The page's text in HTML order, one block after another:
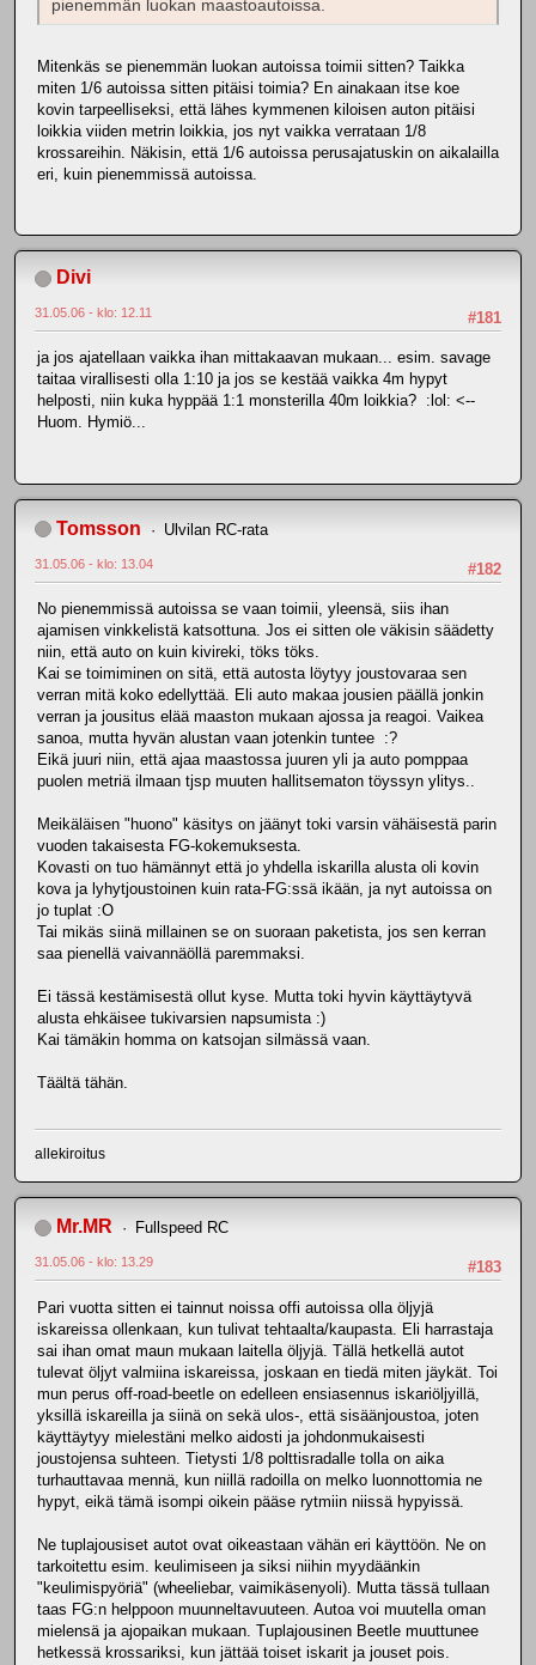
pienemmän luokan maastoautoissa.
Mitenkäs se pienemmän luokan autoissa toimii sitten? Taikka
miten 1/6 autoissa sitten pitäisi toimia? En ainakaan itse koe
kovin tarpeelliseksi, että lähes kymmenen kiloisen auton pitäisi
loikkia viiden metrin loikkia, jos nyt vaikka verrataan 1/8
krossareihin. Näkisin, että 1/6 autoissa perusajatuskin on aikalailla
eri, kuin pienemmissä autoissa.
Divi
#181
31.05.06 - klo: 12.11
ja jos ajatellaan vaikka ihan mittakaavan mukaan... esim. savage
taitaa virallisesti olla 1:10 ja jos se kestää vaikka 4m hypyt
helposti, niin kuka hyppää 1:1 monsterilla 40m loikkia? :lol: <--
Huom. Hymiö...
Tomsson Ulvilan RC-rata
#182
31.05.06 - klo: 13.04
No pienemmissä autoissa se vaan toimii, yleensä, siis ihan
ajamisen vinkkelistä katsottuna. Jos ei sitten ole väkisin säädetty
niin, että auto on kuin kivireki, töks töks.
Kai se toimiminen on sitä, että autosta löytyy joustovaraa sen
verran mitä koko edellyttää. Eli auto makaa jousien päällä jonkin
verran ja jousitus elää maaston mukaan ajossa ja reagoi. Vaikea
sanoa, mutta hyvän alustan vaan jotenkin tuntee :?
Eikä juuri niin, että ajaa maastossa juuren yli ja auto pomppaa
puolen metriä ilmaan tjsp muuten hallitsematon töyssyn ylitys..
Meikäläisen "huono" käsitys on jäänyt toki varsin vähäisestä parin
vuoden takaisesta FG-kokemuksesta.
Kovasti on tuo hämännyt että jo yhdella iskarilla alusta oli kovin
kova ja lyhytjoustoinen kuin rata-FG:ssä ikään, ja nyt autoissa on
jo tuplat :O
Tai mikäs siinä millainen se on suoraan paketista, jos sen kerran
saa pienellä vaivannäöllä paremmaksi.
Ei tässä kestämisestä ollut kyse. Mutta toki hyvin käyttäytyvä
alusta ehkäisee tukivarsien napsumista :)
Kai tämäkin homma on katsojan silmässä vaan.
Täältä tähän.
allekiroitus
Mr.MR Fullspeed RC
#183
31.05.06 - klo: 13.29
Pari vuotta sitten ei tainnut noissa offi autoissa olla öljyjä
iskareissa ollenkaan, kun tulivat tehtaalta/kaupasta. Eli harrastaja
sai ihan omat maun mukaan laitella öljyjä. Tällä hetkellä autot
tulevat öljyt valmiina iskareissa, joskaan en tiedä miten jäykät. Toi
mun perus off-road-beetle on edelleen ensiasennus iskariöljyillä,
yksillä iskareilla ja siinä on sekä ulos-, että sisäänjoustoa, joten
käyttäytyy mielestäni melko aidosti ja johdonmukaisesti
joustojensa suhteen. Tietysti 1/8 polttisradalle tolla on aika
turhauttavaa mennä, kun niillä radoilla on melko luonnottomia ne
hypyt, eikä tämä isompi oikein pääse rytmiin niissä hypyissä.
Ne tuplajousiset autot ovat oikeastaan vähän eri käyttöön. Ne on
tarkoitettu esim. keulimiseen ja siksi niihin myydäänkin
"keulimispyöriä" (wheeliebar, vaimikäsenyoli). Mutta tässä tullaan
taas FG:n helppoon muunneltavuuteen. Autoa voi muutella oman
mielensä ja ajopaikan mukaan. Tuplajousinen Beetle muuttunee
hetkessä krossariksi, kun jättää toiset iskarit ja jouset pois.